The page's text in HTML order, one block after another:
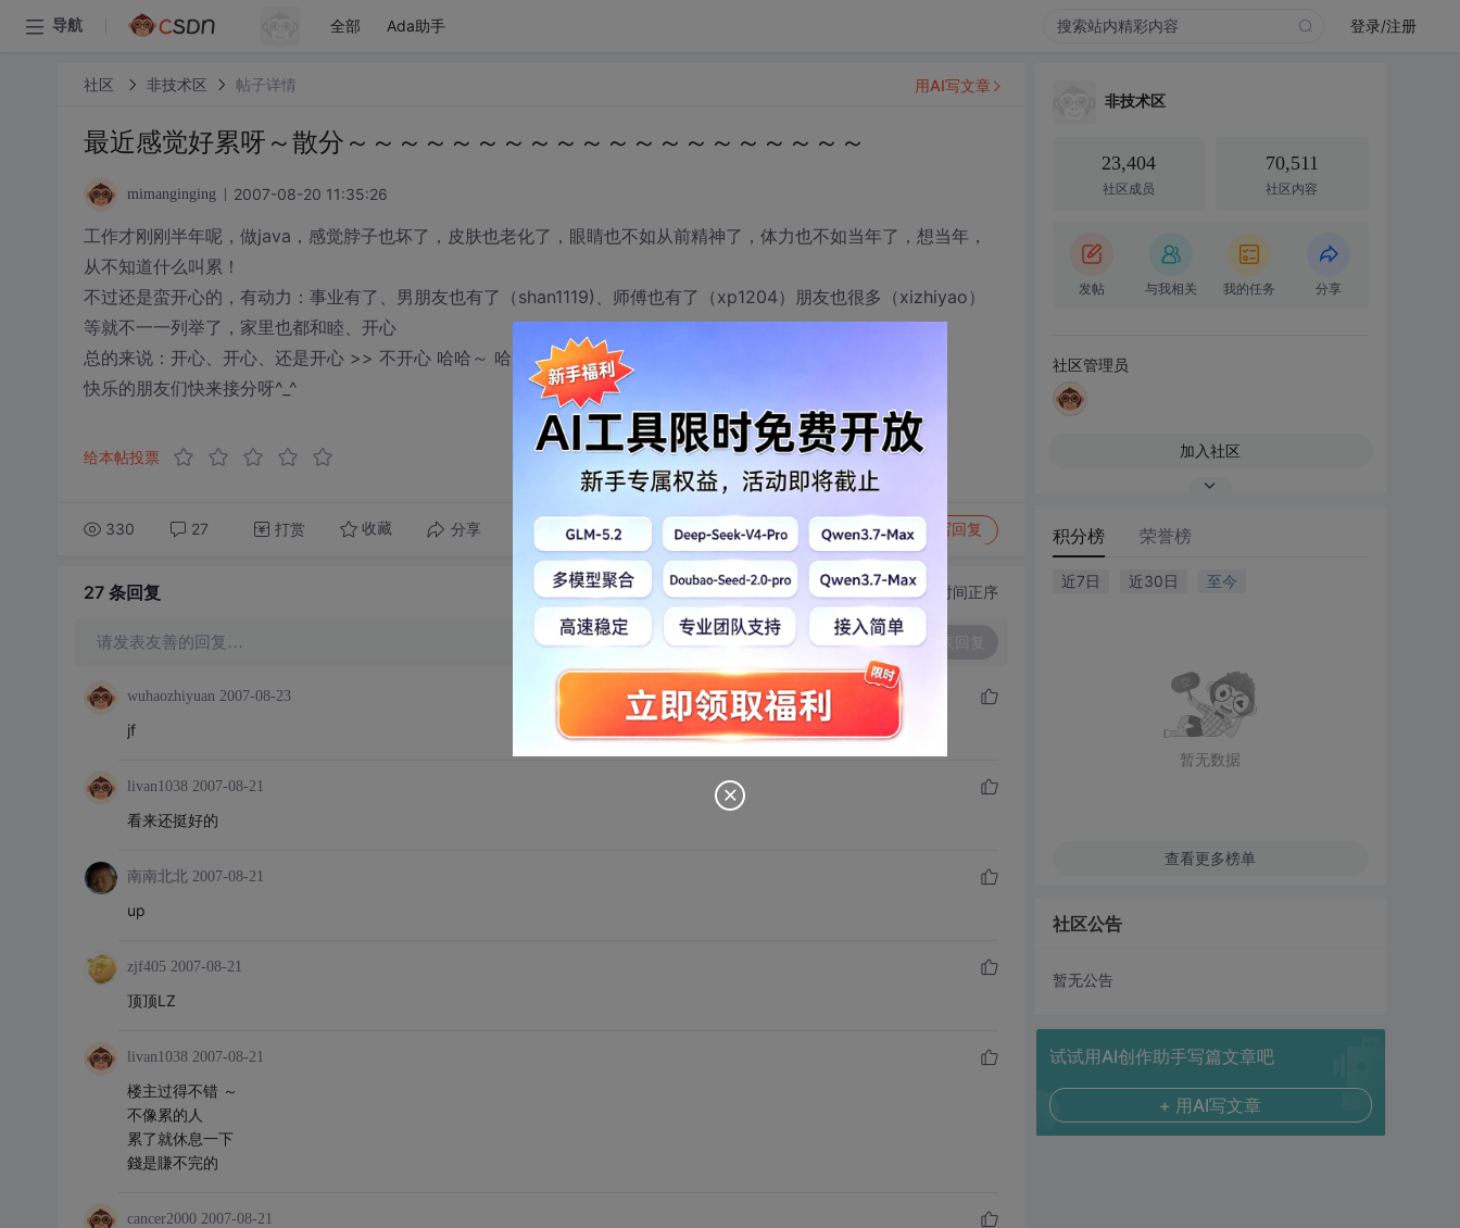
导航 全部 Ada助手 登录/注册
社区 非技术区 帖子详情
最近感觉好累呀～散分～～～～～～～～～～～～～～～～～～～～
mimanginging 2007-08-20 11:35:26
工作才刚刚半年呢，做java，感觉脖子也坏了，皮肤也老化了，眼睛也不如从前精神了，体力也不如当年了，想当年，
从不知道什么叫累！
不过还是蛮开心的，有动力：事业有了、男朋友也有了（shan1119)、师傅也有了（xp1204）朋友也很多（xizhiyao）
等就不一一列举了，家里也都和睦、开心
总的来说：开心、开心、还是开心 >> 不开心 哈哈～ 哈哈～ 哈哈哈哈
快乐的朋友们快来接分呀^_^
给本帖投票
330 27 打赏 收藏 分享 转发到动态 举报 写回复
用AI写文章
27 条回复 切换为时间正序
请发表友善的回复… 发表回复
wuhaozhiyuan 2007-08-23
jf
livan1038 2007-08-21
看来还挺好的
南南北北 2007-08-21
up
zjf405 2007-08-21
顶顶LZ
livan1038 2007-08-21
楼主过得不错 ～
不像累的人
累了就休息一下
錢是賺不完的
cancer2000 2007-08-21
非技术区
23,404
社区成员
70,511
社区内容
发帖 与我相关 我的任务 分享
社区管理员
加入社区
积分榜 荣誉榜
近7日 近30日 至今
暂无数据
查看更多榜单
社区公告
暂无公告
试试用AI创作助手写篇文章吧
+ 用AI写文章